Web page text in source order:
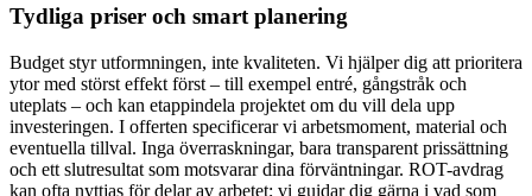
Tydliga priser och smart planering
Budget styr utformningen, inte kvaliteten. Vi hjälper dig att prioritera
ytor med störst effekt först – till exempel entré, gångstråk och
uteplats – och kan etappindela projektet om du vill dela upp
investeringen. I offerten specificerar vi arbetsmoment, material och
eventuella tillval. Inga överraskningar, bara transparent prissättning
och ett slutresultat som motsvarar dina förväntningar. ROT-avdrag
kan ofta nyttjas för delar av arbetet; vi guidar dig gärna i vad som